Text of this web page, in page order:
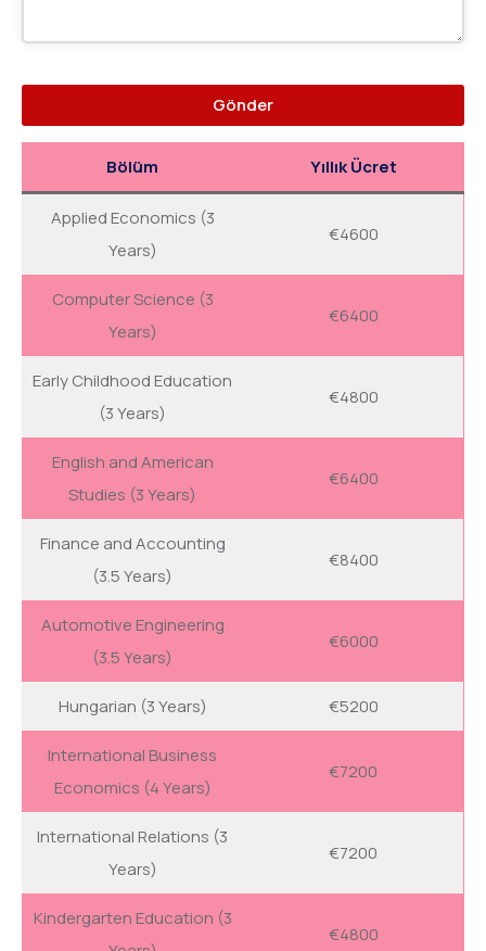
Gönder
u
a
a
ı
Bölüm Yıllık Ücret
Applied Economics (3
Years)
€4600
Computer Science (3
Years)
€6400
Early Childhood Education
(3 Years)
€4800
English and American
Studies (3 Years)
€6400
Finance and Accounting
(3.5 Years)
€8400
Automotive Engineering
(3.5 Years)
€6000
Hungarian (3 Years) €5200
International Business
Economics (4 Years)
€7200
International Relations (3
Years)
€7200
Kindergarten Education (3
€4800